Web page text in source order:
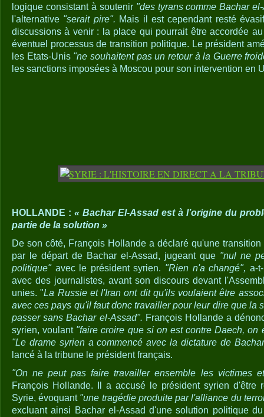
logique consistant à soutenir "des tyrans comme Bachar
l'alternative "serait pire". Mais il est cependant resté
discussions à venir : la place qui pourrait être accordée
éventuel processus de transition politique. Le président
les Etats-Unis "ne souhaitent pas un retour à la Guerre
les sanctions imposées à Moscou pour son intervention en
HOLLANDE : « Bachar El-Assad est à l’origine du
partie de la solution »
De son côté, François Hollande a déclaré qu'une
par le départ de Bachar el-Assad, jugeant que "nul ne
politique"avec le président syrien. "Rien n'a changé", a-
avec des journalistes, avant son discours devant
unies. "La Russie et l'Iran ont dit qu'ils voulaient être
avec ces pays qu'il faut donc travailler pour leur dire que la
passer sans Bachar el-Assad". François Hollande a
syrien, voulant "faire croire que si on est contre Daech, on
"Le drame syrien a commencé avec la dictature de
lancé à la tribune le président français.
"On ne peut pas faire travailler ensemble les victimes
François Hollande. Il a accusé le président syrien d'être
Syrie, évoquant "une tragédie produite par l'alliance du
excluant ainsi Bachar el-Assad d'une solution politique